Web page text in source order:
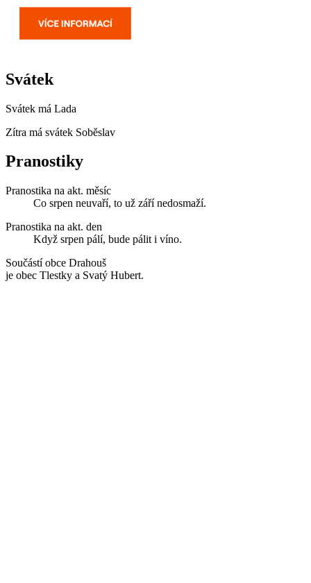
Svátek
Svátek má Lada
Zítra má svátek Soběslav
Pranostiky
Pranostika na akt. měsíc
Co srpen neuvaří, to už září nedosmaží.
Pranostika na akt. den
Když srpen pálí, bude pálit i víno.
Součástí obce Drahouš
je obec Tlestky a Svatý Hubert.